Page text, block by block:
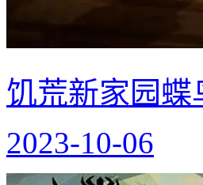
饥荒新家园蝶
2023-10-06